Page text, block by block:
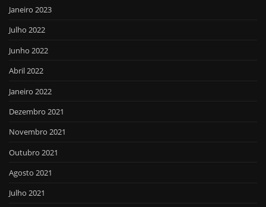
Janeiro 2023
Julho 2022
Junho 2022
Abril 2022
Janeiro 2022
Dezembro 2021
Novembro 2021
Outubro 2021
Agosto 2021
Julho 2021